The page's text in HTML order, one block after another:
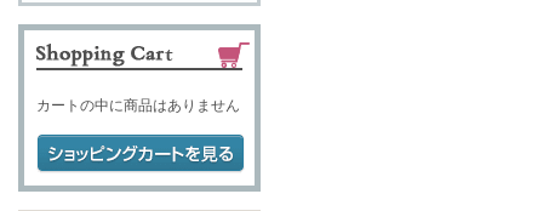
カートの中に商品はありません